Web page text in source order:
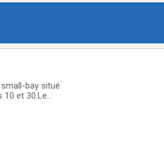
bay situé
10 et 30.Le